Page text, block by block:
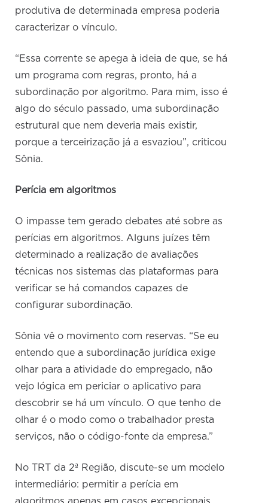
produtiva de determinada empresa poderia
caracterizar o vínculo.
“Essa corrente se apega à ideia de que, se há
um programa com regras, pronto, há a
subordinação por algoritmo. Para mim, isso é
algo do século passado, uma subordinação
estrutural que nem deveria mais existir,
porque a terceirização já a esvaziou”, criticou
Sônia.
Perícia em algoritmos
O impasse tem gerado debates até sobre as
perícias em algoritmos. Alguns juízes têm
determinado a realização de avaliações
técnicas nos sistemas das plataformas para
verificar se há comandos capazes de
configurar subordinação.
Sônia vê o movimento com reservas. “Se eu
entendo que a subordinação jurídica exige
olhar para a atividade do empregado, não
vejo lógica em periciar o aplicativo para
descobrir se há um vínculo. O que tenho de
olhar é o modo como o trabalhador presta
serviços, não o código-fonte da empresa.”
No TRT da 2ª Região, discute-se um modelo
intermediário: permitir a perícia em